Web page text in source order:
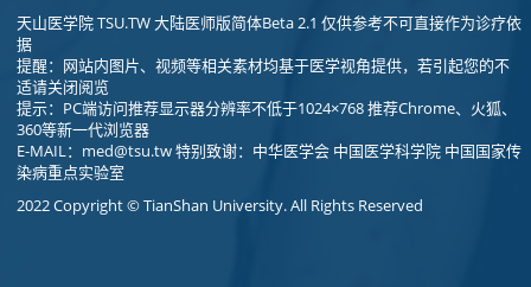
天山医学院 TSU.TW 大陆医师版简体Beta 2.1 仅供参考不可直接作为诊疗依
据
提醒：网站内图片、视频等相关素材均基于医学视角提供，若引起您的不
适请关闭阅览
提示：PC端访问推荐显示器分辨率不低于1024×768 推荐Chrome、火狐、
360等新一代浏览器
E-MAIL： med@tsu.tw特别致谢：中华医学会 中国医学科学院 中国国家传
染病重点实验室
2022 Copyright © TianShan University. All Rights Reserved